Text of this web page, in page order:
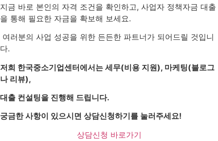
지금 바로 본인의 자격 조건을 확인하고, 사업자 정책자금 대출
을 통해 필요한 자금을 확보해 보세요.
여러분의 사업 성공을 위한 든든한 파트너가 되어드릴 것입니
다.
저희 한국중소기업센터에서는 세무(비용 지원), 마케팅(블로그
나 리뷰),
대출 컨설팅을 진행해 드립니다.
궁금한 사항이 있으시면 상담신청하기를 눌러주세요!
상담신청 바로가기